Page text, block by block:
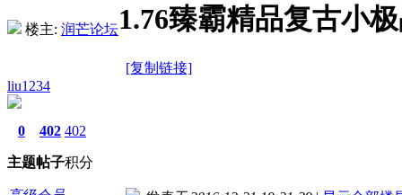
楼主: 润芒论坛1.76臻霸精品复古小
[复制链接]
liu1234
0
主题
402
帖子
402
积分